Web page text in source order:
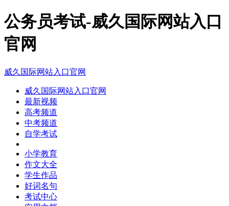
公务员考试-威久国际网站入口
官网
威久国际网站入口官网
威久国际网站入口官网
最新视频
高考频道
中考频道
自学考试
小学教育
作文大全
学生作品
好词名句
考试中心